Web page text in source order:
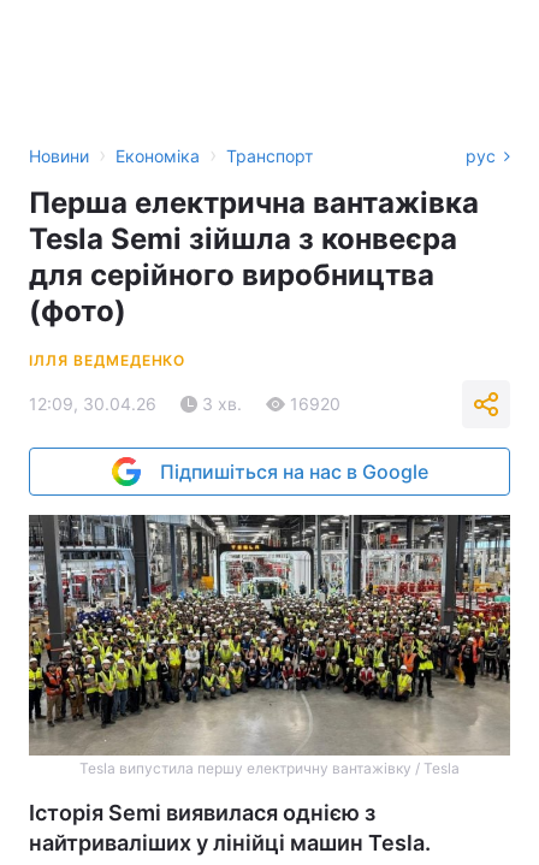
Новини › Економіка › Транспорт рус
Перша електрична вантажівка
Tesla Semi зійшла з конвеєра
для серійного виробництва
(фото)
ІЛЛЯ ВЕДМЕДЕНКО
12:09, 30.04.26 3 хв. 16920
Підпишіться на нас в Google
Tesla випустила першу електричну вантажівку / Tesla
Історія Semi виявилася однією з
найтриваліших у лінійці машин Tesla.